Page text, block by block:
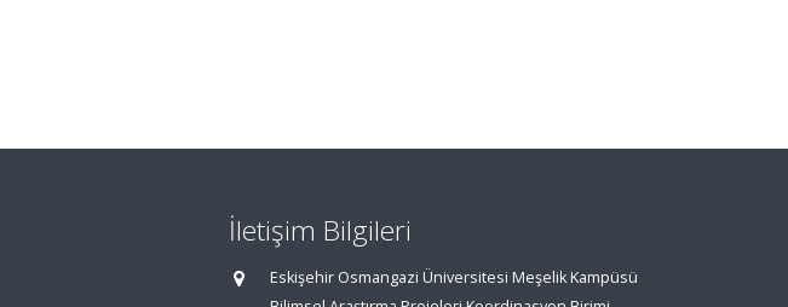
İletişim Bilgileri
Eskişehir Osmangazi Üniversitesi Meşelik Kampüsü